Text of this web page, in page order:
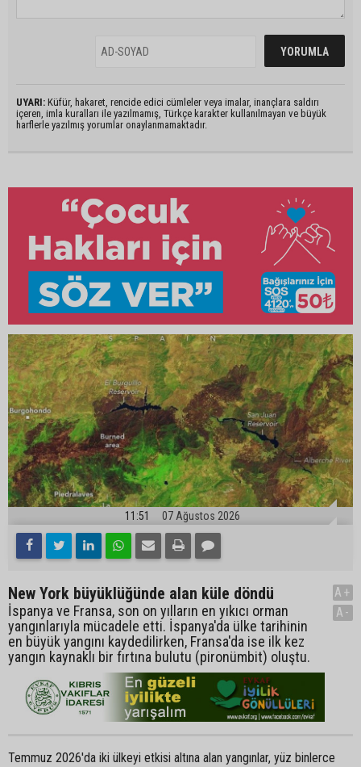
UYARI: Küfür, hakaret, rencide edici cümleler veya imalar, inançlara saldırı
içeren, imla kuralları ile yazılmamış, Türkçe karakter kullanılmayan ve büyük
harflerle yazılmış yorumlar onaylanmamaktadır.
11:51 07 Ağustos 2026
New York büyüklüğünde alan küle döndü
İspanya ve Fransa, son on yılların en yıkıcı orman
yangınlarıyla mücadele etti. İspanya'da ülke tarihinin
en büyük yangını kaydedilirken, Fransa'da ise ilk kez
yangın kaynaklı bir fırtına bulutu (pironümbit) oluştu.
A+
A-
Temmuz 2026'da iki ülkeyi etkisi altına alan yangınlar, yüz binlerce